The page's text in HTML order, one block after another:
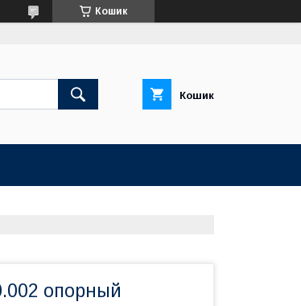
Кошик
Кошик
опорный